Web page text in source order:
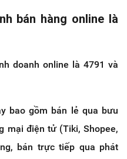
bán hàng online là
doanh online là 4791 và
bao gồm bán lẻ qua bưu
mại điện tử (Tiki, Shopee,
bán trực tiếp qua phát